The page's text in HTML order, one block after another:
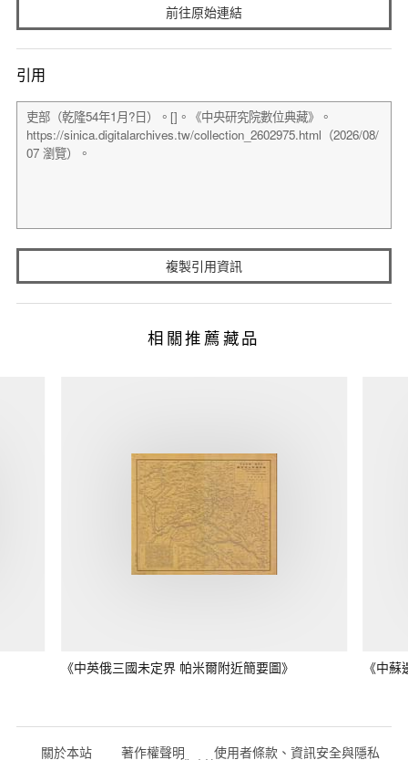
前往原始連結
引用
複製引用資訊
相關推薦藏品
《中英俄三國未定界 帕米爾附近簡要圖》 《中
關於本站 著作權聲明 使用者條款、資訊安全與隱私